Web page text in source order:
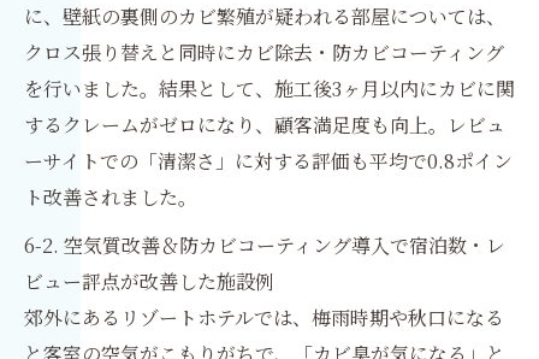
に、壁紙の裏側のカビ繁殖が疑われる部屋については、
クロス張り替えと同時にカビ除去・防カビコーティング
を行いました。結果として、施工後3ヶ月以内にカビに関
するクレームがゼロになり、顧客満足度も向上。レビュ
ーサイトでの「清潔さ」に対する評価も平均で0.8ポイン
ト改善されました。
6-2. 空気質改善＆防カビコーティング導入で宿泊数・レ
ビュー評点が改善した施設例
郊外にあるリゾートホテルでは、梅雨時期や秋口になる